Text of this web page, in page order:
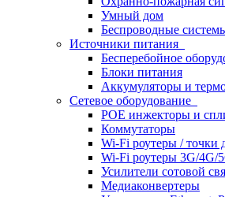
Умный дом
Беспроводные
Источники питания
Бесперебойное
Блоки питания
Аккумуляторы и
Сетевое оборудование
POE инжекторы и
Коммутаторы
Wi-Fi роутеры / точки
Wi-Fi роутеры 3G/4G/
Усилители сотовой
Медиаконвертеры